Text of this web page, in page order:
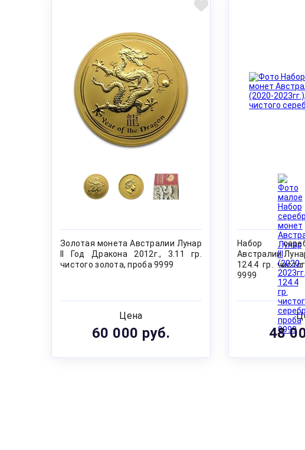
Золотая монета Австралии Лунар
II Год Дракона 2012г., 3.11 гр.
чистого золота, проба 9999
Цена
60 000 руб.
Набор
Австралии
124.4 гр.
9999
48